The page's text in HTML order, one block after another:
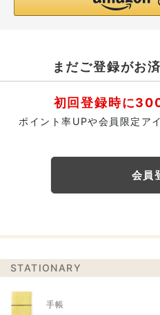
まだご登録がお
初回登録時に
ポイント率UPや会員限定ア
会員
STATIONARY
手帳